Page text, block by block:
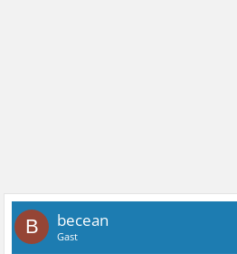
B becean
Gast